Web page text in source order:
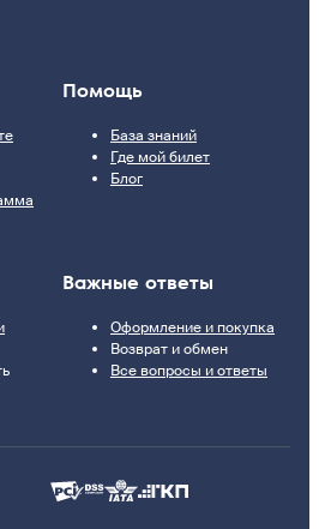
Помощь
База знаний
Где мой билет
Блог
Важные ответы
Оформление и покупка
Возврат и обмен
Все вопросы и ответы